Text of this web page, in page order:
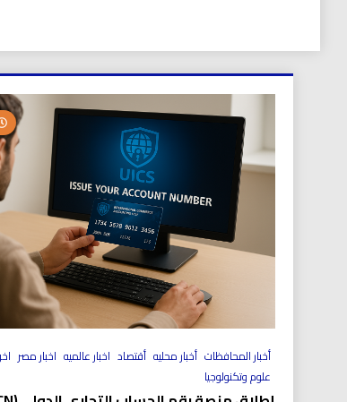
أخبار المحافظات أخبار محليه أقتصاد اخبار عالميه اخبار مصر
علوم وتكنولوجيا